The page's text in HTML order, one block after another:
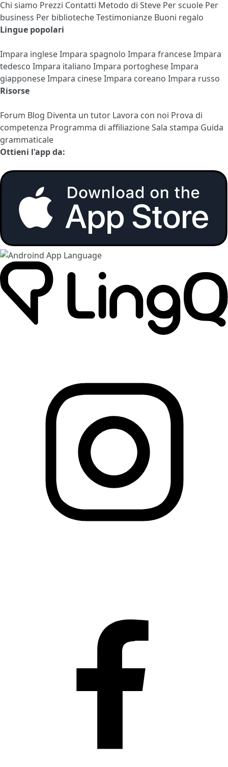
Chi siamo Prezzi Contatti Metodo di Steve Per scuole Per
business Per bibliotecheTestimonianze Buoni regalo
Lingue popolari
Impara ingleseImpara spagnolo Impara franceseImpara
tedesco Impara italiano Impara portogheseImpara
giapponeseImpara cineseImpara coreano Impara russo
Risorse
Forum Blog Diventa un tutor Lavora con noi Prova di
competenza Programma di affiliazioneSala stampa Guida
grammaticale
Ottieni l'app da: